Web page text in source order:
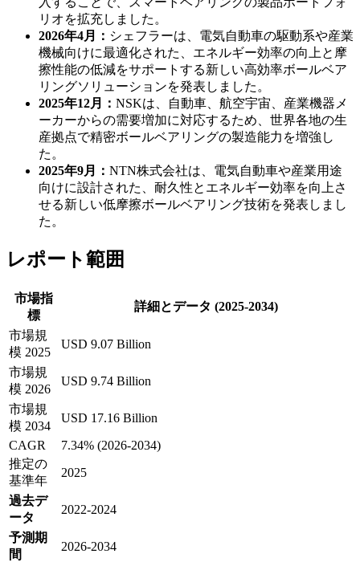
リオを拡充しました。
2026年4月： シェフラーは、電気自動車の駆動系や産業
機械向けに最適化された、エネルギー効率の向上と摩
擦性能の低減をサポートする新しい高効率ボールベア
リングソリューションを発表しました。
2025年12月： NSKは、自動車、航空宇宙、産業機器メ
ーカーからの需要増加に対応するため、世界各地の生
産拠点で精密ボールベアリングの製造能力を増強し
た。
2025年9月： NTN株式会社は、電気自動車や産業用途
向けに設計された、耐久性とエネルギー効率を向上さ
せる新しい低摩擦ボールベアリング技術を発表しまし
た。
レポート範囲
市場指
標
詳細とデータ (2025-2034)
市場規
模 2025
USD 9.07 Billion
市場規
模 2026
USD 9.74 Billion
市場規
模 2034
USD 17.16 Billion
CAGR
7.34% (2026-2034)
推定の
基準年
2025
過去デ
ータ
2022-2024
予測期
間
2026-2034